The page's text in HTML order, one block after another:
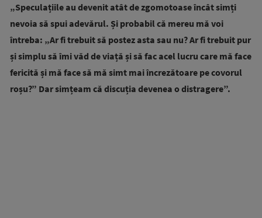
„Speculațiile au devenit atât de zgomotoase încât simți
nevoia să spui adevărul. Și probabil că mereu mă voi
întreba: „Ar fi trebuit să postez asta sau nu? Ar fi trebuit pur
și simplu să îmi văd de viață și să fac acel lucru care mă face
fericită și mă face să mă simt mai încrezătoare pe covorul
roșu?” Dar simțeam că discuția devenea o distragere”.